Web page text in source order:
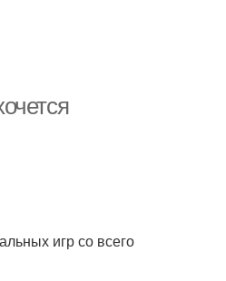
игр со всего